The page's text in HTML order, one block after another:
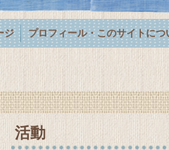
ジ プロフィール・このサイトにつ
活動